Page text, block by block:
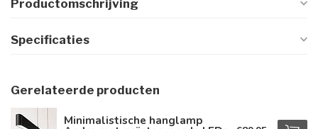
Productomschrijving
Specificaties
Gerelateerde producten
Minimalistische hanglamp